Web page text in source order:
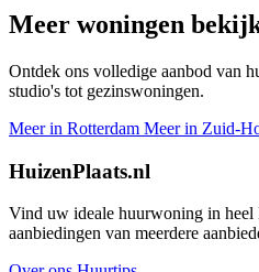
Meer woningen
Ontdek ons volledige aanbod van
studio's tot gezinswoningen.
Meer in Rotterdam Meer in Zuid-
HuizenPlaats.nl
Vind uw ideale huurwoning in
aanbiedingen van meerdere